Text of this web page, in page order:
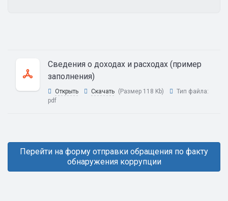
Сведения о доходах и расходах (пример
заполнения)
Открыть Скачать (Размер 118 Kb)
Тип файла:
pdf
Перейти на форму отправки обращения по факту
обнаружения коррупции